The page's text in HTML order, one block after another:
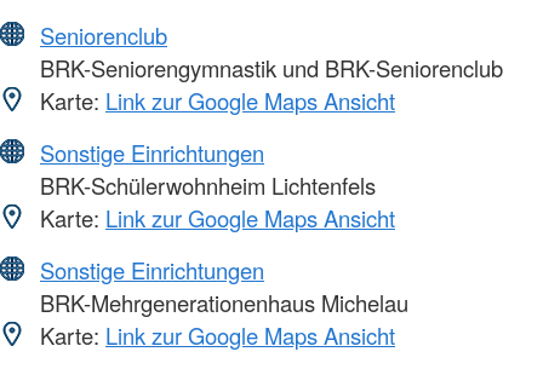
Seniorenclub
BRK-Seniorengymnastik und BRK-Seniorenclub
Karte: Link zur Google Maps Ansicht
Sonstige Einrichtungen
BRK-Schülerwohnheim Lichtenfels
Karte: Link zur Google Maps Ansicht
Sonstige Einrichtungen
BRK-Mehrgenerationenhaus Michelau
Karte: Link zur Google Maps Ansicht